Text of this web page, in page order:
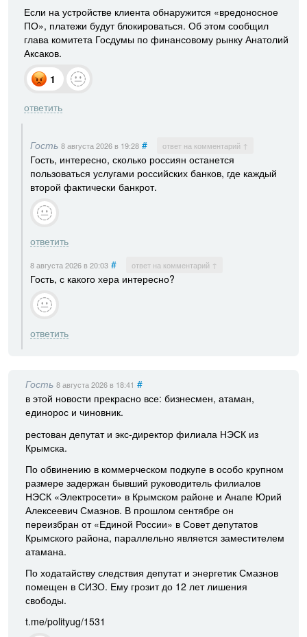
Если на устройстве клиента обнаружится «вредоносное
ПО», платежи будут блокироваться. Об этом сообщил
глава комитета Госдумы по финансовому рынку Анатолий
Аксаков.
1
ответить
Гость 8 августа 2026 в 19:28 # ответ на комментарий ↑
Гость, интересно, сколько россиян останется
пользоваться услугами российских банков, где каждый
второй фактически банкрот.
ответить
8 августа 2026 в 20:03 # ответ на комментарий ↑
Гость, с какого хера интересно?
ответить
Гость 8 августа 2026 в 18:41 #
в этой новости прекрасно все: бизнесмен, атаман,
единорос и чиновник.
рестован депутат и экс-директор филиала НЭСК из
Крымска.
По обвинению в коммерческом подкупе в особо крупном
размере задержан бывший руководитель филиалов
НЭСК «Электросети» в Крымском районе и Анапе Юрий
Алексеевич Смазнов. В прошлом сентябре он
переизбран от «Единой России» в Совет депутатов
Крымского района, параллельно является заместителем
атамана.
По ходатайству следствия депутат и энергетик Смазнов
помещен в СИЗО. Ему грозит до 12 лет лишения
свободы.
t.me/polityug/1531